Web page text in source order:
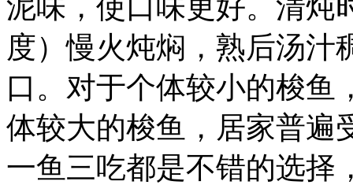
泥味，使口味更好。清炖
度）慢火炖焖，熟后汤汁
口。对于个体较小的梭鱼
体较大的梭鱼，居家普遍
一鱼三吃都是不错的选择